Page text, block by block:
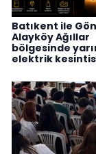
Batıkent ile
Alayköy Ağıllar
bölgesinde
elektrik